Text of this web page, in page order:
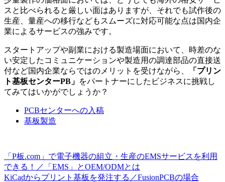
スと比べられると厳しい面はありますが、それでも試作後の
生産、量産への移行などもスムーズに対応可能な点は国内企
業によるサービスの強みです。
スタートアップや副業における製造場面において、 時差のな
い安定したコミュニケーションや製造用の調達部品の直接送
付など国内企業ならではのメリット を受けながら、
「プリン
ト基板センターPB」 をパートナーにしたビジネスに挑戦し
てみてはいかがでしょうか？
PCBセンターへの入稿
基板製造
「P板.com」で電子機器の組立・生産のEMSサービスを利用
できる！／「EMS」とOEM/ODMとは
KiCadからプリント基板を発注する／FusionPCBの場合